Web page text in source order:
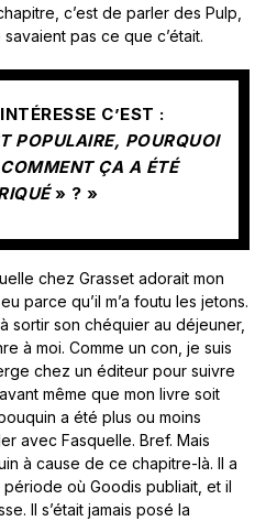
c’est de parler des Pulp,
pas ce que c’était.
C’EST :
POPULAIRE, POURQUOI
ÇA A ÉTÉ
» ? »
chez Grasset adorait mon
parce qu’il m’a foutu les jetons.
sortir son chéquier au déjeuner,
à moi. Comme un con, je suis
chez un éditeur pour suivre
même que mon livre soit
a été plus ou moins
avec Fasquelle. Bref. Mais
à cause de ce chapitre-là. Il a
où Goodis publiait, et il
Il s’était jamais posé la